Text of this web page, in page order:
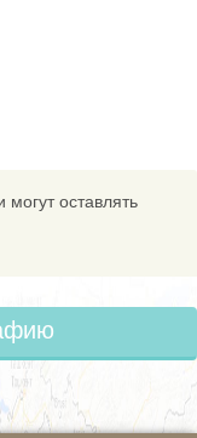
могут оставлять